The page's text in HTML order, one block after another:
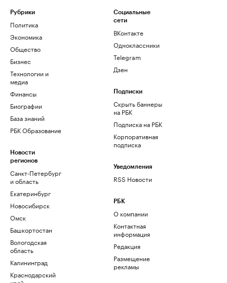
Рубрики
Политика
Экономика
Общество
Бизнес
Технологии и
медиа
Финансы
Биографии
База знаний
РБК Образование
Новости
регионов
Санкт-Петербург
и область
Екатеринбург
Новосибирск
Омск
Башкортостан
Вологодская
область
Калининград
Краснодарский
Социальные
сети
ВКонтакте
Одноклассники
Telegram
Дзен
Подписки
Скрыть баннеры
на РБК
Подписка на РБК
Корпоративная
подписка
Уведомления
RSS Новости
РБК
О компании
Контактная
информация
Редакция
Размещение
рекламы